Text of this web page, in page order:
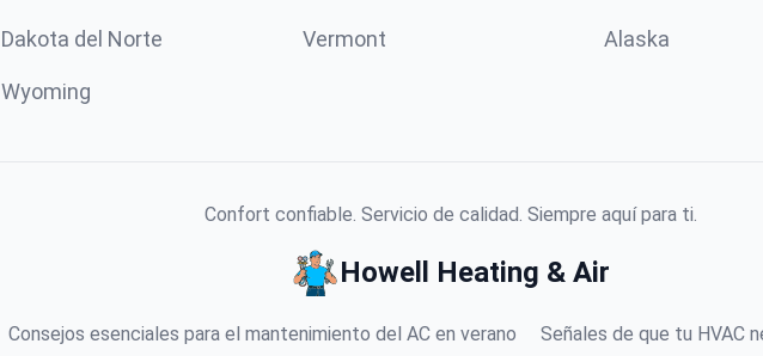
Dakota del Norte Vermont Alaska
Wyoming
Confort confiable. Servicio de calidad. Siempre aquí para ti.
Howell Heating & Air
Consejos esenciales para el mantenimiento del AC en verano Señales de que tu HVAC